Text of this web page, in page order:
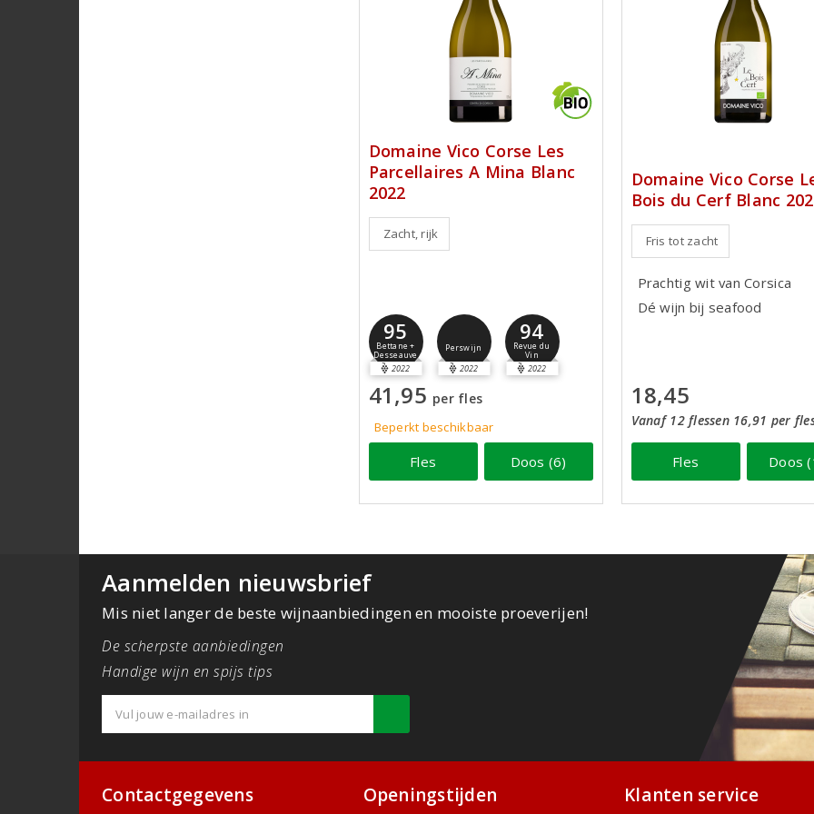
Domaine Vico Corse Les
Parcellaires A Mina Blanc
2022
Zacht, rijk
95
Bettane +
Desseauve
2022
Perswijn
2022
94
Revue du
Vin
2022
41,95 per fles
Beperkt beschikbaar
Fles Doos (6)
Domaine Vico Corse
Bois du Cerf Blanc
Fris tot zacht
Prachtig wit van Corsica
Dé wijn bij seafood
18,45
Vanaf 12 flessen 16,91 per
Fles Doos
Aanmelden nieuwsbrief
Mis niet langer de beste wijnaanbiedingen en mooiste proeverijen!
De scherpste aanbiedingen
Handige wijn en spijs tips
Contactgegevens Openingstijden Klanten service